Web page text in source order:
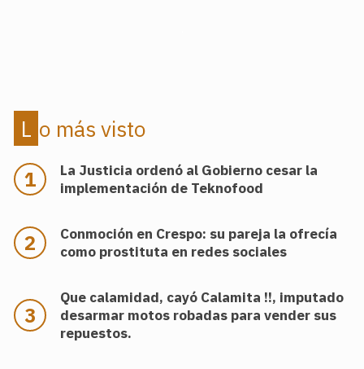
Lo más visto
La Justicia ordenó al Gobierno cesar la
implementación de Teknofood
Conmoción en Crespo: su pareja la ofrecía
como prostituta en redes sociales
Que calamidad, cayó Calamita !!, imputado
desarmar motos robadas para vender sus
repuestos.